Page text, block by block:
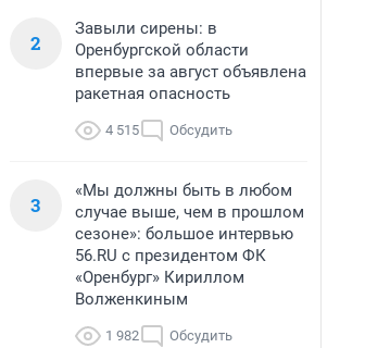
2
Завыли сирены: в
Оренбургской области
впервые за август объявлена
ракетная опасность
4 515 Обсудить
3
«Мы должны быть в любом
случае выше, чем в прошлом
сезоне»: большое интервью
56.RU с президентом ФК
«Оренбург» Кириллом
Волженкиным
1 982 Обсудить